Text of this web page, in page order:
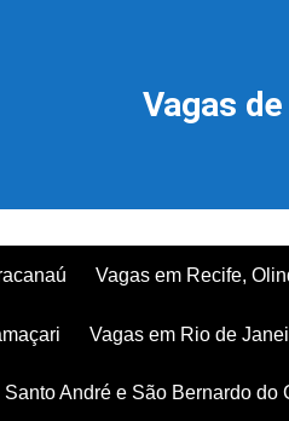
Vagas
Vagas em Recife,
Vagas em Rio de
André e São Bernardo do